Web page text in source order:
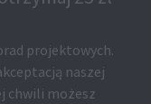
projektowych.
naszej
chwili możesz